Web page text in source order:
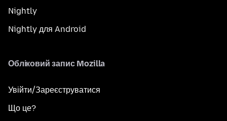
Nightly
Nightly для Android
Обліковий запис Mozilla
Увійти/Зареєструватися
Що це?